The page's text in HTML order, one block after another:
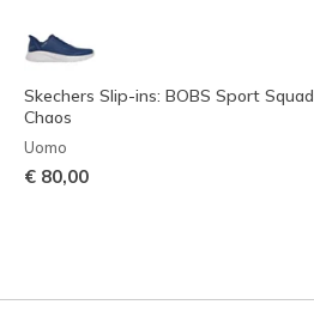
Skechers Slip-ins: BOBS Sport Squad
Chaos
Uomo
€ 80,00